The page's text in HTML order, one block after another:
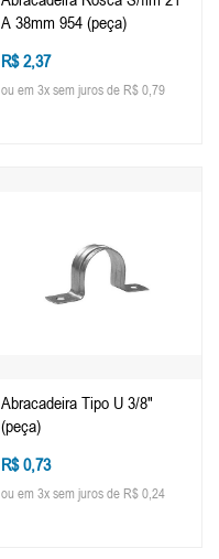
A 38mm 954 (peça)
R$ 2,37
ou em 3x sem juros de R$ 0,79
Abracadeira Tipo U 3/8"
(peça)
R$ 0,73
ou em 3x sem juros de R$ 0,24